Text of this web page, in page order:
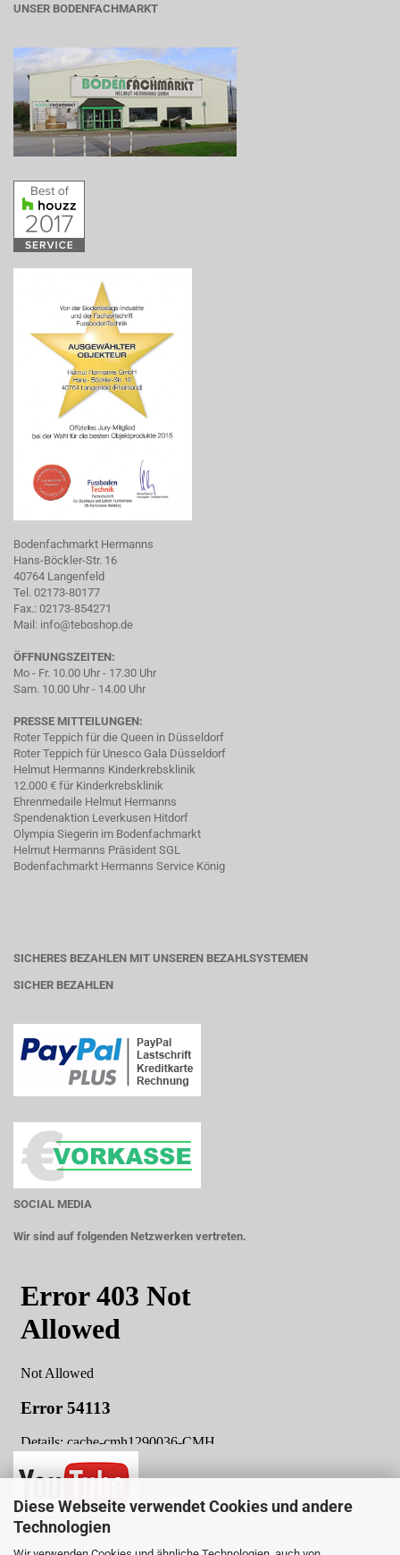
Diese Webseite verwendet Cookies und andere
Technologien
UNSER BODENFACHMARKT
Bodenfachmarkt Hermanns
Hans-Böckler-Str. 16
40764 Langenfeld
Tel. 02173-80177
Fax.: 02173-854271
Mail: info@teboshop.de
ÖFFNUNGSZEITEN:
Mo - Fr. 10.00 Uhr - 17.30 Uhr
Sam. 10.00 Uhr - 14.00 Uhr
PRESSE MITTEILUNGEN:
Roter Teppich für die Queen in Düsseldorf
Roter Teppich für Unesco Gala Düsseldorf
Helmut Hermanns Kinderkrebsklinik
12.000 € für Kinderkrebsklinik
Ehrenmedaile Helmut Hermanns
Spendenaktion Leverkusen Hitdorf
Olympia Siegerin im Bodenfachmarkt
Helmut Hermanns Präsident SGL
Bodenfachmarkt Hermanns Service König
SICHERES BEZAHLEN MIT UNSEREN BEZAHLSYSTEMEN
SICHER BEZAHLEN
SOCIAL MEDIA
Wir sind auf folgenden Netzwerken vertreten.